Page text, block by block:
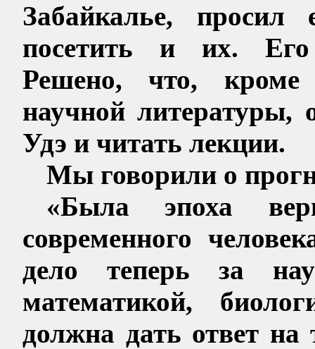
Забайкалье,
посетить и их. Его
Решено, что, кроме
научной литературы,
Удэ и читать лекции.
Мы говорили о
«Была эпоха
современного
дело теперь за
математикой,
должна дать ответ на